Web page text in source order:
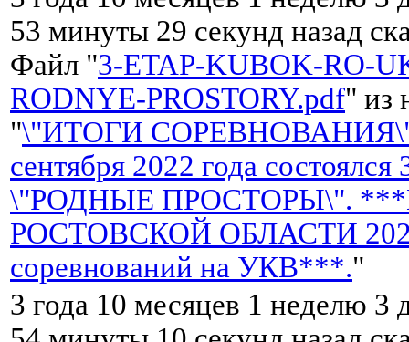
53 минуты 29 секунд назад
Файл "3-ETAP-KUBOK-RO-
RODNYE-PROSTORY.pdf" из
"\"ИТОГИ
сентября 2022 года
\"РОДНЫЕ ПРОСТОРЫ\".
РОСТОВСКОЙ ОБЛАСТИ
соревнований на УКВ***."
3 года 10 месяцев 1 неделю 3